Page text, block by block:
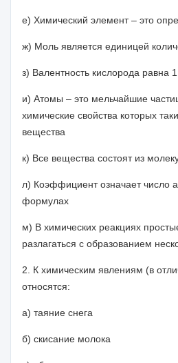
е) Химический элемент – это
ж) Моль является единицей
з) Валентность кислорода равна 1
и) Атомы – это мельчайшие
химические свойства которых
вещества
к) Все вещества состоят из
л) Коэффициент означает число
формулах
м) В химических реакциях
разлагаться с образованием
2. К химическим явлениям (в
относятся:
а) таяние снега
б) скисание молока